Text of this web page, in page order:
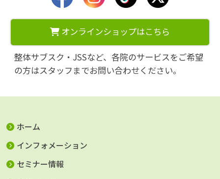
オンラインショップはこちら
整体サブスク・JSSなど、各院のサービスをご希望
の方はスタッフまでお問い合わせください。
ホーム
インフォメーション
セミナー情報